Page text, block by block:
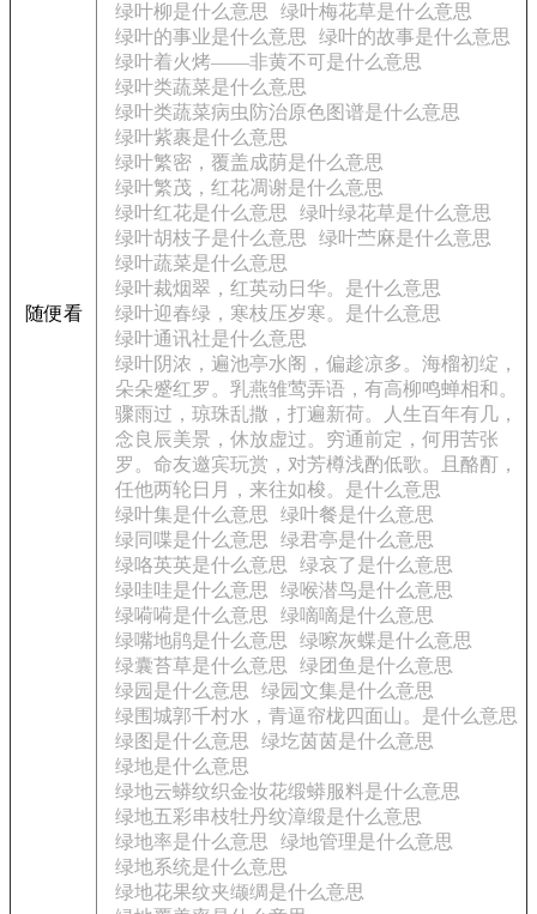
随便看
绿叶柳是什么意思
绿叶梅花草是什么意思
绿叶的事业是什么意思
绿叶的故事是什么意思
绿叶着火烤——非黄不可是什么意思
绿叶类蔬菜是什么意思
绿叶类蔬菜病虫防治原色图谱是什么意思
绿叶紫裹是什么意思
绿叶繁密，覆盖成荫是什么意思
绿叶繁茂，红花凋谢是什么意思
绿叶红花是什么意思
绿叶绿花草是什么意思
绿叶胡枝子是什么意思
绿叶苎麻是什么意思
绿叶蔬菜是什么意思
绿叶裁烟翠，红英动日华。是什么意思
绿叶迎春绿，寒枝压岁寒。是什么意思
绿叶通讯社是什么意思
绿叶阴浓，遍池亭水阁，偏趁凉多。海榴初绽，
朵朵蹙红罗。乳燕雏莺弄语，有高柳鸣蝉相和。
骤雨过，琼珠乱撒，打遍新荷。人生百年有几，
念良辰美景，休放虚过。穷通前定，何用苦张
罗。命友邀宾玩赏，对芳樽浅酌低歌。且酪酊，
任他两轮日月，来往如梭。是什么意思
绿叶集是什么意思
绿叶餐是什么意思
绿同喋是什么意思
绿君亭是什么意思
绿咯英英是什么意思
绿哀了是什么意思
绿哇哇是什么意思
绿喉潜鸟是什么意思
绿嗬嗬是什么意思
绿嘀嘀是什么意思
绿嘴地鹃是什么意思
绿嚓灰蝶是什么意思
绿囊苔草是什么意思
绿团鱼是什么意思
绿园是什么意思
绿园文集是什么意思
绿围城郭千村水，青逼帘栊四面山。是什么意思
绿图是什么意思
绿圪茵茵是什么意思
绿地是什么意思
绿地云蟒纹织金妆花缎蟒服料是什么意思
绿地五彩串枝牡丹纹漳缎是什么意思
绿地率是什么意思
绿地管理是什么意思
绿地系统是什么意思
绿地花果纹夹缬绸是什么意思